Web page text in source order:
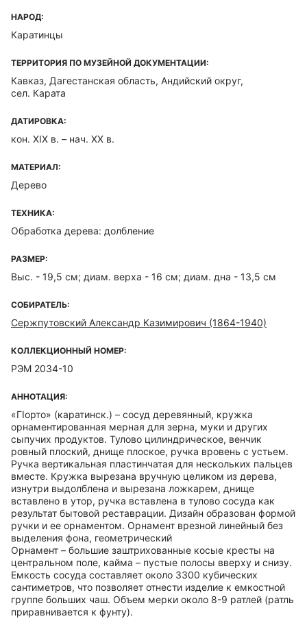
НАРОД:
Каратинцы
ТЕРРИТОРИЯ ПО МУЗЕЙНОЙ ДОКУМЕНТАЦИИ:
Кавказ, Дагестанская область, Андийский округ,
сел. Карата
ДАТИРОВКА:
кон. XIX в. – нач. XX в.
МАТЕРИАЛ:
Дерево
ТЕХНИКА:
Обработка дерева: долбление
РАЗМЕР:
Выс. - 19,5 см; диам. верха - 16 см; диам. дна - 13,5 см
СОБИРАТЕЛЬ:
Сержпутовский Александр Казимирович (1864-1940)
КОЛЛЕКЦИОННЫЙ НОМЕР:
РЭМ 2034-10
АННОТАЦИЯ:
«ГIорто» (каратинск.) – сосуд деревянный, кружка
орнаментированная мерная для зерна, муки и других
сыпучих продуктов. Тулово цилиндрическое, венчик
ровный плоский, днище плоское, ручка вровень с устьем.
Ручка вертикальная пластинчатая для нескольких пальцев
вместе. Кружка вырезана вручную целиком из дерева,
изнутри выдолблена и вырезана ложкарем, днище
вставлено в утор, ручка вставлена в тулово сосуда как
результат бытовой реставрации. Дизайн образован формой
ручки и ее орнаментом. Орнамент врезной линейный без
выделения фона, геометрический
Орнамент – большие заштрихованные косые кресты на
центральном поле, кайма – пустые полосы вверху и снизу.
Емкость сосуда составляет около 3300 кубических
сантиметров, что позволяет отнести изделие к емкостной
группе больших чаш. Объем мерки около 8-9 ратлей (ратль
приравнивается к фунту).